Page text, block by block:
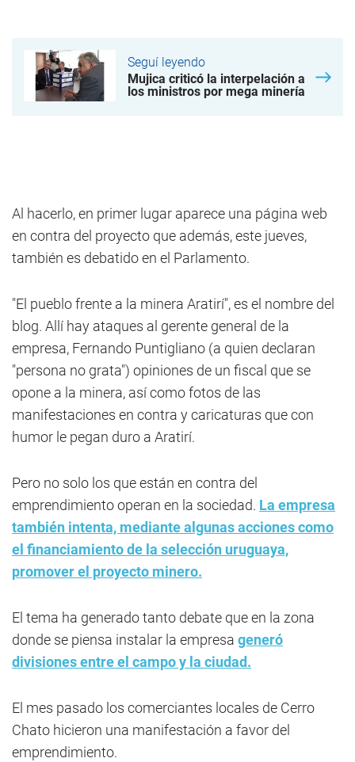
Seguí leyendo
Mujica criticó la interpelación a
los ministros por mega minería
Al hacerlo, en primer lugar aparece una página web
en contra del proyecto que además, este jueves,
también es debatido en el Parlamento.
"El pueblo frente a la minera Aratirí", es el nombre del
blog. Allí hay ataques al gerente general de la
empresa, Fernando Puntigliano (a quien declaran
"persona no grata") opiniones de un fiscal que se
opone a la minera, así como fotos de las
manifestaciones en contra y caricaturas que con
humor le pegan duro a Aratirí.
Pero no solo los que están en contra del
emprendimiento operan en la sociedad. La empresa
también intenta, mediante algunas acciones como
el financiamiento de la selección uruguaya,
promover el proyecto minero.
El tema ha generado tanto debate que en la zona
donde se piensa instalar la empresa generó
divisiones entre el campo y la ciudad.
El mes pasado los comerciantes locales de Cerro
Chato hicieron una manifestación a favor del
emprendimiento.